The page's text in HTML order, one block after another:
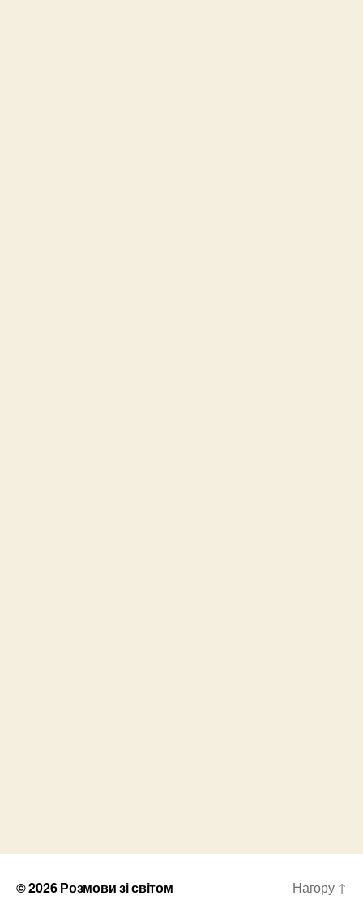
© 2026Розмови зі світом Нагору ↑